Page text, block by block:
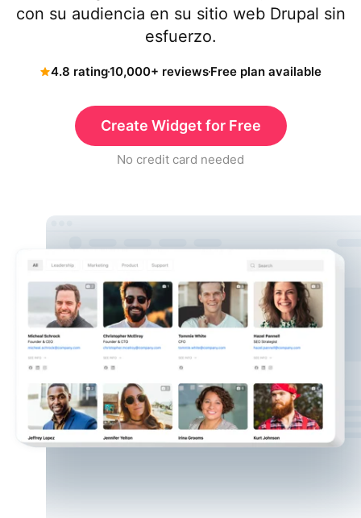
con su audiencia en su sitio web Drupal sin
esfuerzo.
4.8 rating10,000+ reviewsFree plan available
Create Widget for Free
No credit card needed